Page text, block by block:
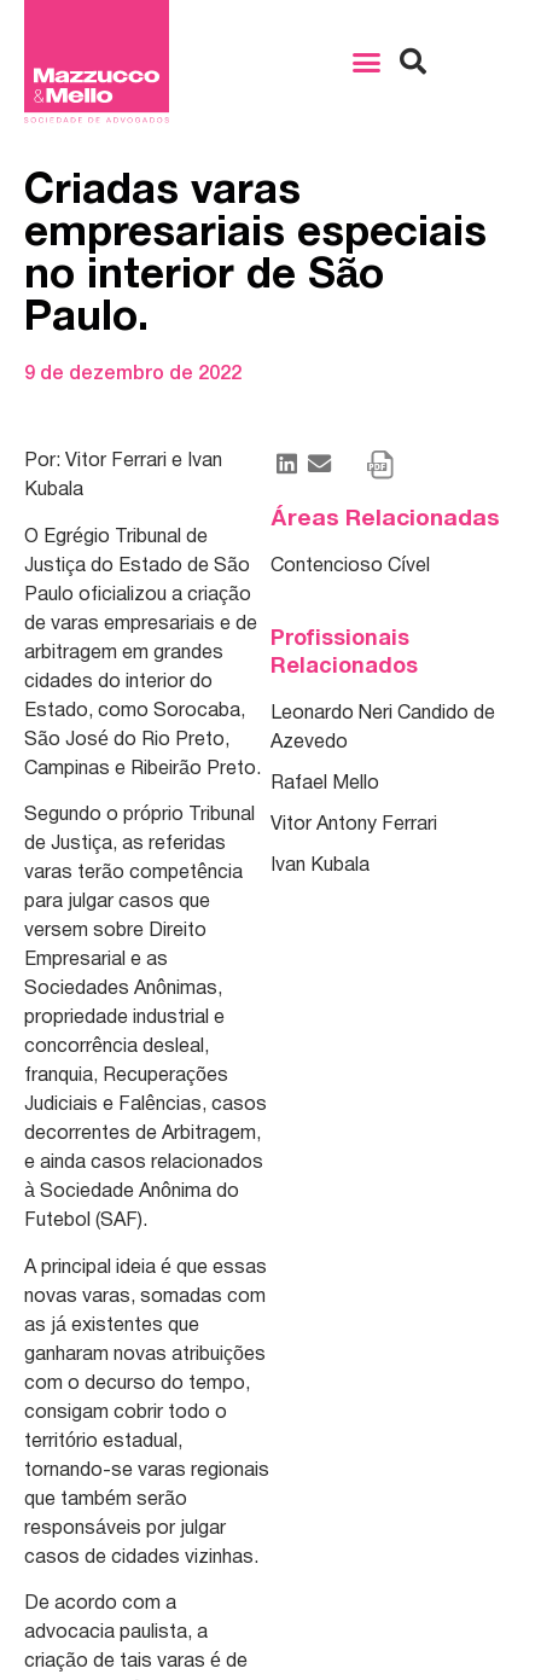
Criadas varas
empresariais especiais
no interior de São
Paulo.
9 de dezembro de 2022
Por: Vitor Ferrari e Ivan
Kubala
O Egrégio Tribunal de
Justiça do Estado de São
Paulo oficializou a criação
de varas empresariais e de
arbitragem em grandes
cidades do interior do
Estado, como Sorocaba,
São José do Rio Preto,
Campinas e Ribeirão Preto.
Segundo o próprio Tribunal
de Justiça, as referidas
varas terão competência
para julgar casos que
versem sobre Direito
Empresarial e as
Sociedades Anônimas,
propriedade industrial e
concorrência desleal,
franquia, Recuperações
Judiciais e Falências, casos
decorrentes de Arbitragem,
e ainda casos relacionados
à Sociedade Anônima do
Futebol (SAF).
A principal ideia é que essas
novas varas, somadas com
as já existentes que
ganharam novas atribuições
com o decurso do tempo,
consigam cobrir todo o
território estadual,
tornando-se varas regionais
que também serão
responsáveis por julgar
casos de cidades vizinhas.
De acordo com a
advocacia paulista, a
criação de tais varas é de
Áreas Relacionadas
Contencioso Cível
Profissionais
Relacionados
Leonardo Neri Candido de
Azevedo
Rafael Mello
Vitor Antony Ferrari
Ivan Kubala